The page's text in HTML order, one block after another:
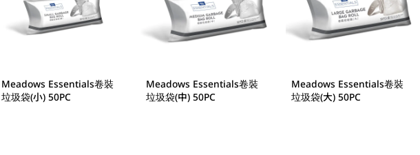
Meadows Essentials卷裝
垃圾袋(小) 50PC
Meadows Essentials卷裝
垃圾袋(中) 50PC
Meadows Essentials卷裝
垃圾袋(大) 50PC